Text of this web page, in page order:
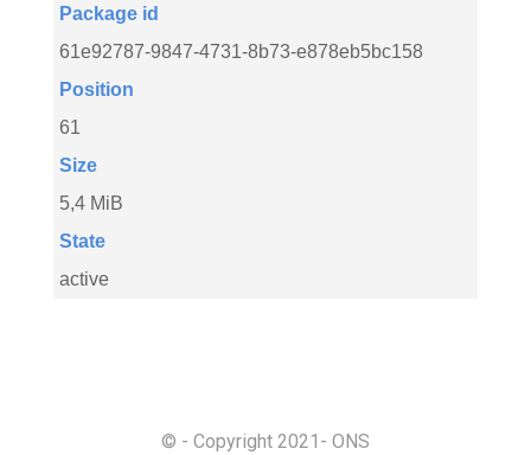
Package id
61e92787-9847-4731-8b73-e878eb5bc158
Position
61
Size
5,4 MiB
State
active
© - Copyright 2021 - ONS